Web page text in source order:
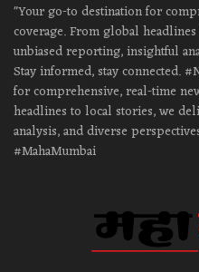
"Your go-to destination for
coverage. From global
unbiased reporting, insightful
Stay informed, stay connected.
for comprehensive, real-time
headlines to local stories, we
analysis, and diverse
#MahaMumbai